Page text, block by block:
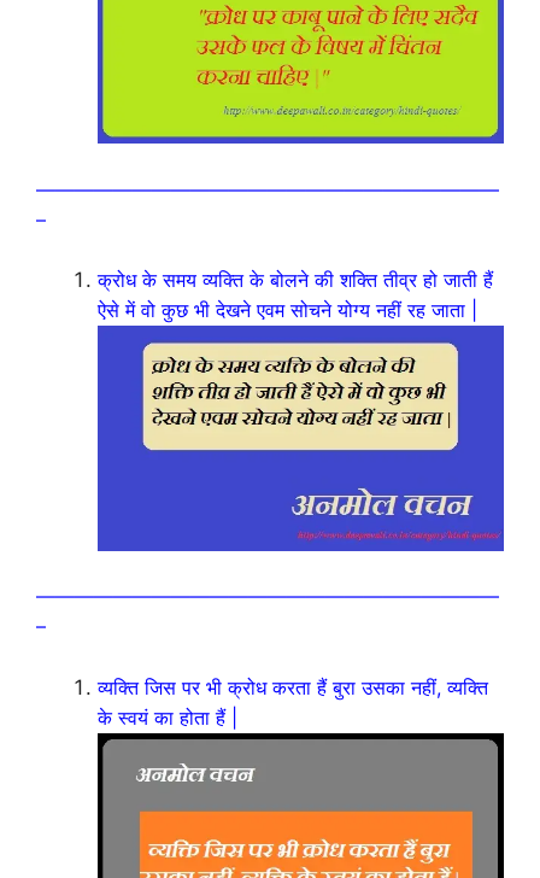
————————————————————————
–
क्रोध के समय व्यक्ति के बोलने की शक्ति तीव्र हो जाती हैं
ऐसे में वो कुछ भी देखने एवम सोचने योग्य नहीं रह जाता |
————————————————————————
–
व्यक्ति जिस पर भी क्रोध करता हैं बुरा उसका नहीं, व्यक्ति
के स्वयं का होता हैं |